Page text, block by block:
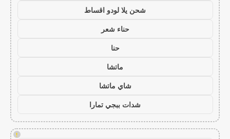
شحن يلا لودو اقساط
حناء شعر
حنا
ماتشا
شاي ماتشا
شدات ببجي تمارا
!